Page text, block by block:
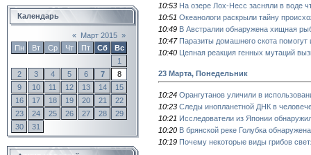
Календарь
« Март 2015 »
Пн
Вт Ср Чт Пт Сб
Вс
1
2
3 4 5 6 7
8
9
10 11 12 13 14
15
16
17 18 19 20 21
22
23
24 25 26 27 28
29
30
31
10:53 На озере Лох-Несс засняли в воде
10:51 Океанологи раскрыли тайну
10:49 В Австралии обнаружена хищная
10:47 Паразиты домашнего скота помогут
10:40 Цепная реакция генных мутаций
23 Марта, Понедельник
10:24 Орангутанов уличили в
10:23 Следы инопланетной ДНК в
10:21 Исследователи из Японии
10:20 В брянской реке Голубка
10:19 Почему некоторые виды грибов